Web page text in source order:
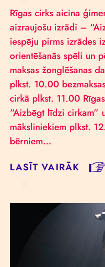
Rīgas cirks aicina
aizraujošu izrādi –
iespēju pirms izrādes
orientēšanās spēli un
maksas žonglēšanas
plkst. 10.00
cirkā plkst. 11.00
“Aizbēgt līdzi cirkam”
māksliniekiem plkst.
bērniem…
LASĪT VAIRĀK